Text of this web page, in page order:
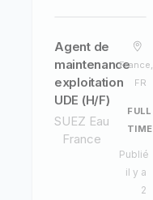
Agent de
maintenance
exploitation
UDE (H/F)
SUEZ Eau
France
France,
FR
FULL
TIME
Publié
il y a
2